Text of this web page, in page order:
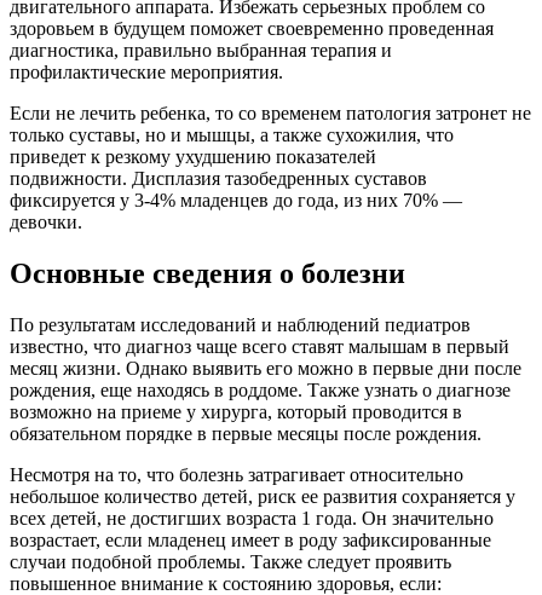
двигательного аппарата. Избежать серьезных проблем со
здоровьем в будущем поможет своевременно проведенная
диагностика, правильно выбранная терапия и
профилактические мероприятия.
Если не лечить ребенка, то со временем патология затронет не
только суставы, но и мышцы, а также сухожилия, что
приведет к резкому ухудшению показателей
подвижности. Дисплазия тазобедренных суставов
фиксируется у 3-4% младенцев до года, из них 70% —
девочки.
Основные сведения о болезни
По результатам исследований и наблюдений педиатров
известно, что диагноз чаще всего ставят малышам в первый
месяц жизни. Однако выявить его можно в первые дни после
рождения, еще находясь в роддоме. Также узнать о диагнозе
возможно на приеме у хирурга, который проводится в
обязательном порядке в первые месяцы после рождения.
Несмотря на то, что болезнь затрагивает относительно
небольшое количество детей, риск ее развития сохраняется у
всех детей, не достигших возраста 1 года. Он значительно
возрастает, если младенец имеет в роду зафиксированные
случаи подобной проблемы. Также следует проявить
повышенное внимание к состоянию здоровья, если: